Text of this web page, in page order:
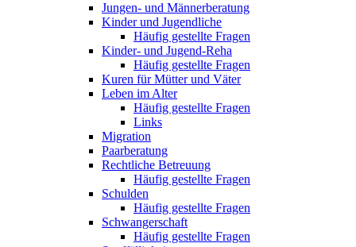
Jungen- und Männerberatung
Kinder und Jugendliche
Häufig gestellte Fragen
Kinder- und Jugend-Reha
Häufig gestellte Fragen
Kuren für Mütter und Väter
Leben im Alter
Häufig gestellte Fragen
Links
Migration
Paarberatung
Rechtliche Betreuung
Häufig gestellte Fragen
Schulden
Häufig gestellte Fragen
Schwangerschaft
Häufig gestellte Fragen